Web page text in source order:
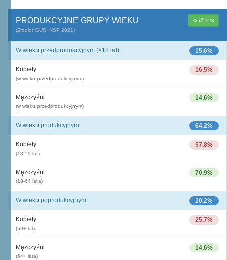
% 123
PRODUKCYJNE GRUPY WIEKU
(Źródło: GUS, NSP 2021)
15,6%
W wieku przedprodukcyjnym (<18 lat)
16,5%
Kobiety
(w wieku przedprodukcyjnym)
14,6%
Mężczyźni
(w wieku przedprodukcyjnym)
64,2%
W wieku produkcyjnym
57,8%
Kobiety
(18-59 lat)
70,9%
Mężczyźni
(18-64 lata)
20,2%
W wieku poprodukcyjnym
25,7%
Kobiety
(59+ lat)
14,6%
Mężczyźni
(64+ lata)